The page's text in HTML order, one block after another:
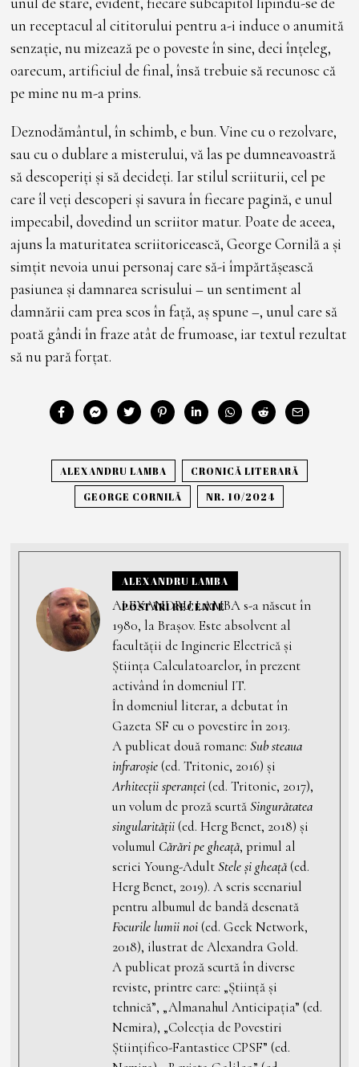
un receptacul al cititorului pentru a-i induce o anumită
senzație, nu mizează pe o poveste în sine, deci înțeleg,
oarecum, artificiul de final, însă trebuie să recunosc că
pe mine nu m-a prins.
Deznodământul, în schimb, e bun. Vine cu o rezolvare,
sau cu o dublare a misterului, vă las pe dumneavoastră
să descoperiți și să decideți. Iar stilul scriiturii, cel pe
care îl veți descoperi și savura în fiecare pagină, e unul
impecabil, dovedind un scriitor matur. Poate de aceea,
ajuns la maturitatea scriitoricească, George Cornilă a și
simțit nevoia unui personaj care să-i împărtășească
pasiunea și damnarea scrisului – un sentiment al
damnării cam prea scos în față, aș spune –, unul care să
poată gândi în fraze atât de frumoase, iar textul rezultat
să nu pară forțat.
ALEXANDRU LAMBA
CRONICĂ LITERARĂ
GEORGE CORNILĂ
NR. 10/2024
ALEXANDRU LAMBA
POSTĂRI RECENTE
ALEXANDRU LAMBA s-a născut în
1980, la Brașov. Este absolvent al
facultății de Inginerie Electrică și
Știința Calculatoarelor, în prezent
activând în domeniul IT.
În domeniul literar, a debutat în
Gazeta SF cu o povestire în 2013.
A publicat două romane: Sub steaua
infraroșie(ed. Tritonic, 2016) și
Arhitecții speranței(ed. Tritonic, 2017),
un volum de proză scurtăSingurătatea
singularității(ed. Herg Benet, 2018) și
volumul Cărări pe gheață, primul al
seriei Young-AdultStele și gheață(ed.
Herg Benet, 2019). A scris scenariul
pentru albumul de bandă desenată
Focurile lumii noi(ed. Geek Network,
2018), ilustrat de Alexandra Gold.
A publicat proză scurtă în diverse
reviste, printre care: „Știință și
tehnică”, „Almanahul Anticipația” (ed.
Nemira), „Colecția de Povestiri
Științifico-Fantastice CPSF” (ed.